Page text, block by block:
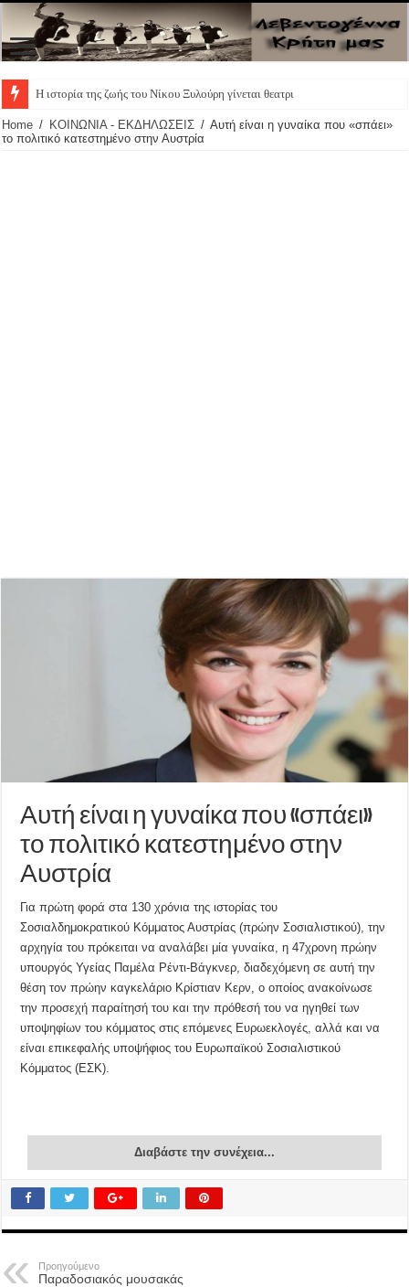
Η ιστορία της ζωής του Νίκου Ξυλούρη γίνεται θεατρική παρ
Home / ΚΟΙΝΩΝΙΑ - ΕΚΔΗΛΩΣΕΙΣ / Αυτή είναι η γυναίκα που «σπάει»
το πολιτικό κατεστημένο στην Αυστρία
Αυτή είναι η γυναίκα που «σπάει»
το πολιτικό κατεστημένο στην
Αυστρία
Για πρώτη φορά στα 130 χρόνια της ιστορίας του
Σοσιαλδημοκρατικού Κόμματος Αυστρίας (πρώην Σοσιαλιστικού), την
αρχηγία του πρόκειται να αναλάβει μία γυναίκα, η 47χρονη πρώην
υπουργός Υγείας Παμέλα Ρέντι-Βάγκνερ, διαδεχόμενη σε αυτή την
θέση τον πρώην καγκελάριο Κρίστιαν Κερν, ο οποίος ανακοίνωσε
την προσεχή παραίτησή του και την πρόθεσή του να ηγηθεί των
υποψηφίων του κόμματος στις επόμενες Ευρωεκλογές, αλλά και να
είναι επικεφαλής υποψήφιος του Ευρωπαϊκού Σοσιαλιστικού
Κόμματος (ΕΣΚ).
Διαβάστε την συνέχεια...
Προηγούμενο
Παραδοσιακός μουσακάς